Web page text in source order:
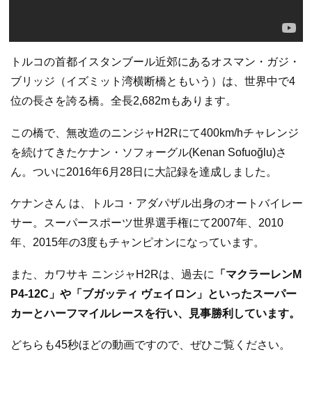
トルコの首都イスタンブール近郊にあるオスマン・ガジ・
ブリッジ（イズミット湾横断橋ともいう）は、世界中で4
位の長さを誇る橋。全長2,682mもあります。
この橋で、無改造のニンジャH2Rにて400km/hチャレンジ
を続けてきたケナン・ソフォーグル(Kenan Sofuoğlu)さ
ん。ついに2016年6月28日に大記録を達成しました。
ケナンさん は、トルコ・アダパザル出身のオートバイレー
サー。スーパースポーツ世界選手権にて2007年、2010
年、2015年の3度もチャンピオンになっています。
また、カワサキ ニンジャH2Rは、過去に
「マクラーレンM
P4-12C」や「ブガッティ ヴェイロン」といったスーパー
カーとハーフマイルレースを行い、見事勝利しています。
どちらも45秒ほどの動画ですので、ぜひご覧ください。